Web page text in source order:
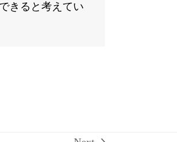
きると考えてい